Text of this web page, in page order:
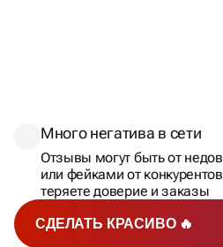
СДЕЛАТЬ КРАСИВО 🔥
Много негатива в сети
Отзывы могут быть от
или фейками от
теряете доверие и заказы